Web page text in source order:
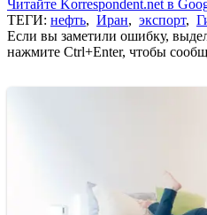
Читайте Korrespondent.net в
ТЕГИ: нефть, Иран, экспорт,
Если вы заметили ошибку,
нажмите Ctrl+Enter, чтобы